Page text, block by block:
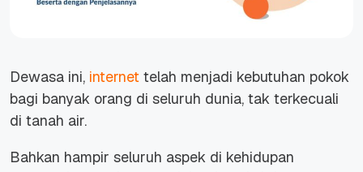
Dewasa ini, internet telah menjadi kebutuhan pokok
bagi banyak orang di seluruh dunia, tak terkecuali
di tanah air.
Bahkan hampir seluruh aspek di kehidupan